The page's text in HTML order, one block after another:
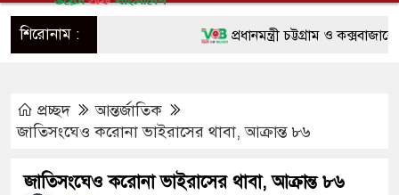
শিরোনাম : প্রধানমন্ত্রী চট্টগ্রাম ও কক্সবাজারে
রিকশা
দাঁড়াবে : ডা. জুবাইদা রহমান
প্রচ্ছদ
আন্তর্জাতিক
জাতিসংঘেও করোনা ভাইরাসের থাবা, আক্রান্ত ৮৬
জাতিসংঘেও করোনা ভাইরাসের থাবা, আক্রান্ত ৮৬